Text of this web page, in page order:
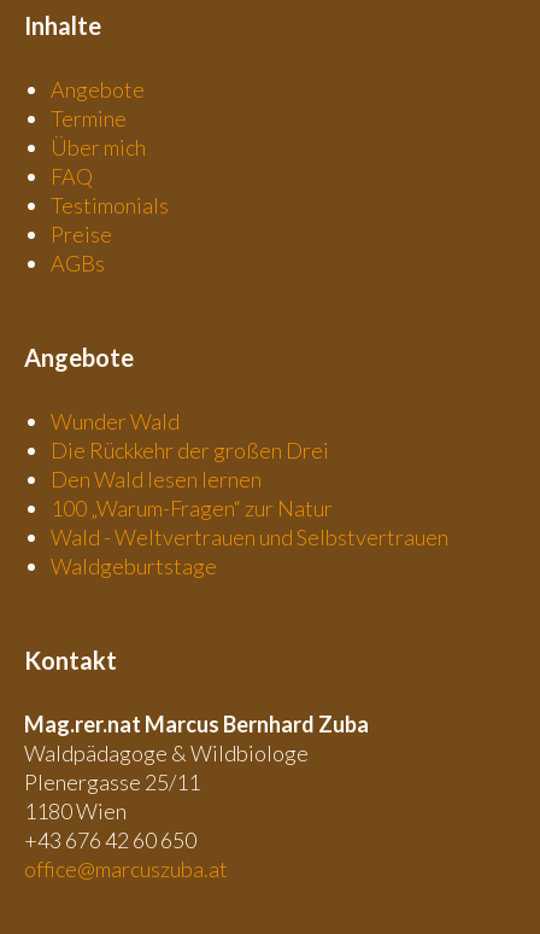
Inhalte
Angebote
Termine
Über mich
FAQ
Testimonials
Preise
AGBs
Angebote
Wunder Wald
Die Rückkehr der großen Drei
Den Wald lesen lernen
100 „Warum-Fragen“ zur Natur
Wald - Weltvertrauen und Selbstvertrauen
Waldgeburtstage
Kontakt
Mag.rer.nat Marcus Bernhard Zuba
Waldpädagoge & Wildbiologe
Plenergasse 25/11
1180 Wien
+43 67642 60650
office@marcuszuba.at